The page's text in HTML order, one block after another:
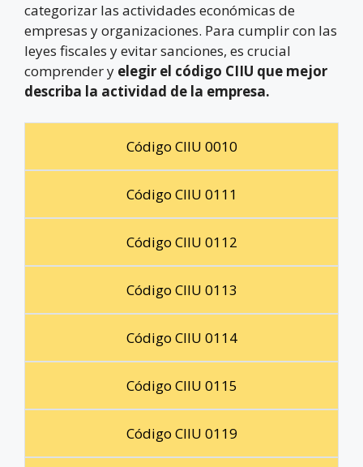
categorizar las actividades económicas de
empresas y organizaciones. Para cumplir con las
leyes fiscales y evitar sanciones, es crucial
comprender y elegir el código CIIU que mejor
describa la actividad de la empresa.
Código CIIU 0010
Código CIIU 0111
Código CIIU 0112
Código CIIU 0113
Código CIIU 0114
Código CIIU 0115
Código CIIU 0119